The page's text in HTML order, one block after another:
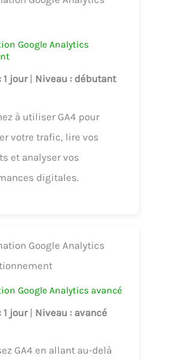
Google Analytics
: 1 jour | Niveau : débutant
à utiliser GA4 pour
votre trafic, lire vos
et analyser vos
digitales.
Google Analytics avancé
: 1 jour | Niveau : avancé
GA4 en allant au-delà